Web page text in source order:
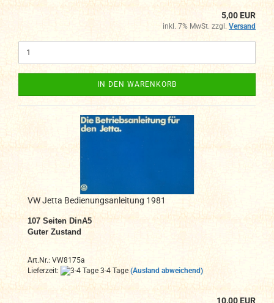
5,00 EUR
inkl. 7% MwSt. zzgl. Versand
IN DEN WARENKORB
VW Jetta Bedienungsanleitung 1981
107 Seiten DinA5
Guter Zustand
Art.Nr.: VW8175a
Lieferzeit:
3-4 Tage (Ausland abweichend)
10,00 EUR